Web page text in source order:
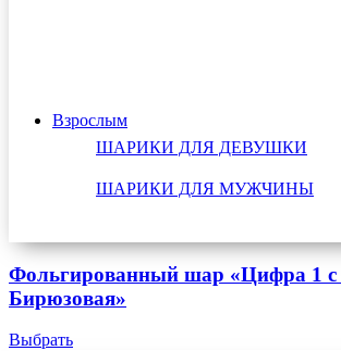
Взрослым
ШАРИКИ ДЛЯ ДЕВУШКИ
ШАРИКИ ДЛЯ МУЖЧИНЫ
Фольгированный шар «Цифра 1 с
Бирюзовая»
Выбрать